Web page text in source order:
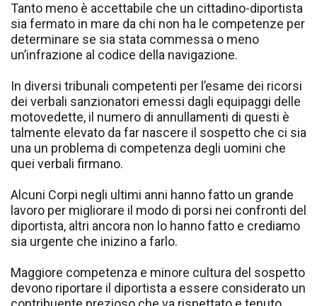
Tanto meno è accettabile che un cittadino-diportista
sia fermato in mare da chi non ha le competenze per
determinare se sia stata commessa o meno
un’infrazione al codice della navigazione.
In diversi tribunali competenti per l’esame dei ricorsi
dei verbali sanzionatori emessi dagli equipaggi delle
motovedette, il numero di annullamenti di questi è
talmente elevato da far nascere il sospetto che ci sia
una un problema di competenza degli uomini che
quei verbali firmano.
Alcuni Corpi negli ultimi anni hanno fatto un grande
lavoro per migliorare il modo di porsi nei confronti del
diportista, altri ancora non lo hanno fatto e crediamo
sia urgente che inizino a farlo.
Maggiore competenza e minore cultura del sospetto
devono riportare il diportista a essere considerato un